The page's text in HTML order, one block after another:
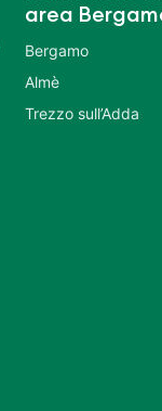
area
Bergamo
Almè
Trezzo sull’Adda